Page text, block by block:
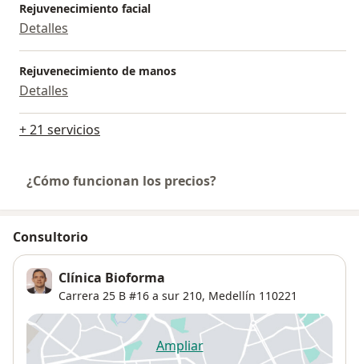
Rejuvenecimiento facial
Detalles
Rejuvenecimiento de manos
Detalles
+ 21 servicios
¿Cómo funcionan los precios?
Consultorio
Clínica Bioforma
Carrera 25 B #16 a sur 210, Medellín 110221
Ampliarse abre en una nueva